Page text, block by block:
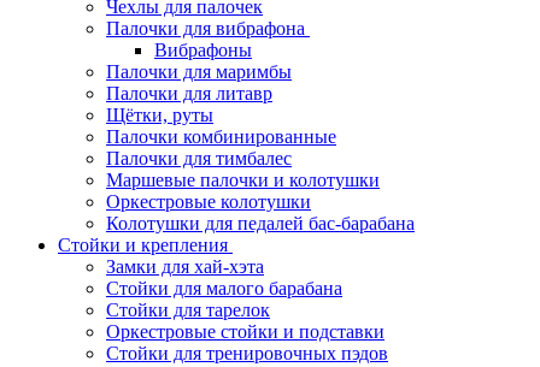
Чехлы для палочек
Палочки для вибрафона
Вибрафоны
Палочки для маримбы
Палочки для литавр
Щётки, руты
Палочки комбинированные
Палочки для тимбалес
Маршевые палочки и колотушки
Оркестровые колотушки
Колотушки для педалей бас-барабана
Стойки и крепления
Замки для хай-хэта
Стойки для малого барабана
Стойки для тарелок
Оркестровые стойки и подставки
Стойки для тренировочных пэдов